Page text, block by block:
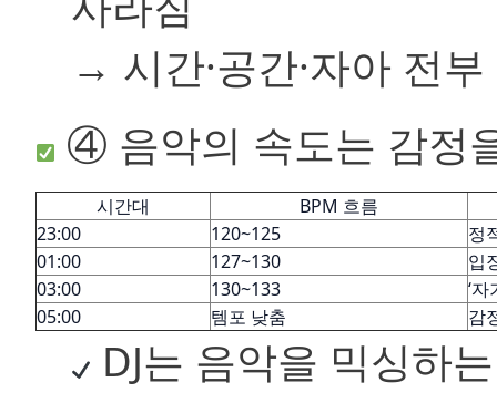
→ 시간·공간·자아 전
④ 음악의 속도는 감정
시간대
BPM 흐름
23:00
120~125
정
01:00
127~130
입
03:00
130~133
‘
05:00
템포 낮춤 감
DJ는 음악을 믹싱하